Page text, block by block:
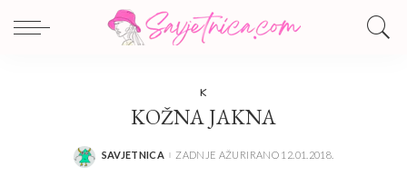
K
KOŽNA JAKNA
POSTED
SAVJETNICA ZADNJE AŽURIRANO 12.01.2018.